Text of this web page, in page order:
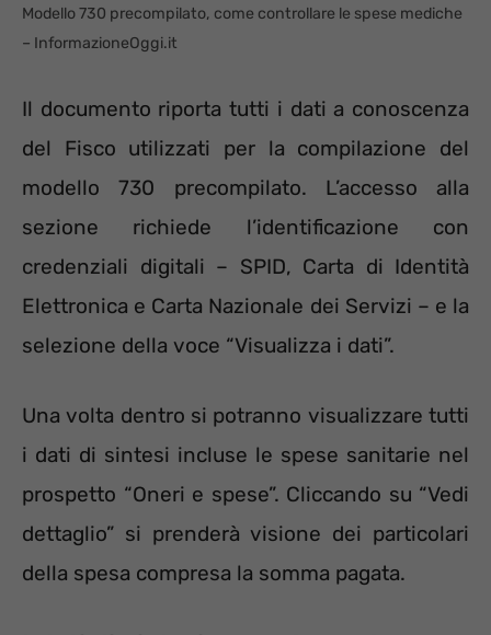
Modello 730 precompilato, come controllare le spese mediche
– InformazioneOggi.it
Il documento riporta tutti i dati a conoscenza
del Fisco utilizzati per la compilazione del
modello 730 precompilato. L’accesso alla
sezione richiede l’identificazione con
credenziali digitali – SPID, Carta di Identità
Elettronica e Carta Nazionale dei Servizi – e la
selezione della voce “Visualizza i dati”.
Una volta dentro si potranno visualizzare tutti
i dati di sintesi incluse le spese sanitarie nel
prospetto “Oneri e spese”. Cliccando su “Vedi
dettaglio” si prenderà visione dei particolari
della spesa compresa la somma pagata.